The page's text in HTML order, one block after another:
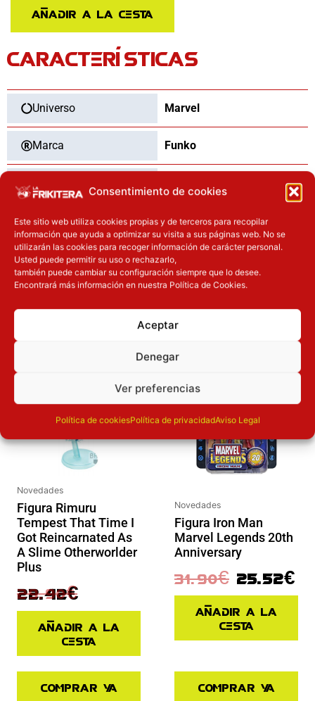
Consentimiento de cookies
Este sitio web utiliza cookies propias y de terceros para recopilar
información que ayuda a optimizar su visita a sus páginas web. No se
utilizarán las cookies para recoger información de carácter personal.
Usted puede permitir su uso o rechazarlo,
también puede cambiar su configuración siempre que lo desee.
Encontrará más información en nuestra Política de Cookies.
Aceptar
Denegar
Ver preferencias
Política de cookiesPolítica de privacidadAviso Legal
Añadir a la cesta
CARACTERÍSTICAS
Universo Marvel
Marca Funko
Tipo Nuevo
OTROS PRODUCTOS QUE TE
PUEDEN INTERESAR
Novedades
Figura Rimuru
Tempest That Time I
Got Reincarnated As
A Slime Otherworlder
Plus
29.90€
22.42€
Añadir a la
cesta
Comprar ya
Novedades
Figura Iron Man
Marvel Legends 20th
Anniversary
31.90€ 25.52€
El
Añadir a la
cesta
Comprar ya